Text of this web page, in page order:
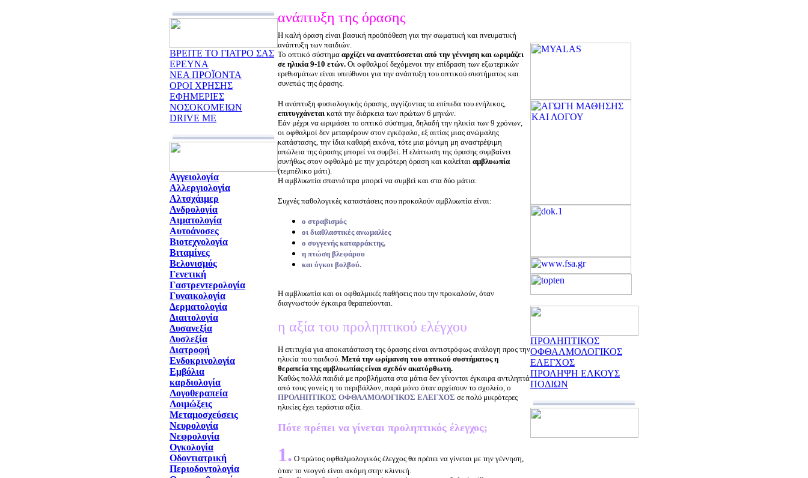
ΒΡΕΙΤΕ ΤΟ ΓΙΑΤΡΟ ΣΑΣ
ΕΡΕΥΝΑ
ΝΕΑ ΠΡΟΪΟΝΤΑ
ΟΡΟΙ ΧΡΗΣΗΣ
ΕΦΗΜΕΡΙΕΣ
ΝΟΣΟΚΟΜΕΙΩΝ
DRIVE ME
Αγγειολογία
Αλλεργιολογία
Αλτσχάιμερ
Ανδρολογία
Αιματολογία
Αυτοάνοσες
Βιοτεχνολογία
Βιταμίνες
Βελονισμός
Γενετική
Γαστρεντερολογία
Γυναικολογία
Δερματολογία
Διαιτολογία
Δυσανεξία
Δυσλεξία
Διατροφή
Ενδοκρινολογία
Εμβόλια
καρδιολογία
Λογοθεραπεία
Λοιμώξεις
Μεταμοσχεύσεις
Νευρολογία
Νεφρολογία
Ογκολογία
Οδοντιατρική
Περιοδοντολογία
ανάπτυξη της όρασης
Η καλή όραση είναι βασική προϋπόθεση για την σωματική και πνευματική
ανάπτυξη των παιδιών.
Το οπτικό σύστημα αρχίζει να αναπτύσσεται από την γέννηση και ωριμάζει
σε ηλικία 9-10 ετών. Οι οφθαλμοί δεχόμενοι την επίδραση των εξωτερικών
ερεθισμάτων είναι υπεύθυνοι για την ανάπτυξη του οπτικού συστήματος και
συνεπώς της όρασης.
Η ανάπτυξη φυσιολογικής όρασης, αγγίζοντας τα επίπεδα του ενήλικος,
επιτυγχάνεται κατά την διάρκεια των πρώτων 6 μηνών.
Εάν μέχρι να ωριμάσει το οπτικό σύστημα, δηλαδή την ηλικία των 9 χρόνων,
οι οφθαλμοί δεν μεταφέρουν στον εγκέφαλο, εξ αιτίας μιας ανώμαλης
κατάστασης, την ίδια καθαρή εικόνα, τότε μια μόνιμη μη αναστρέψιμη
απώλεια της όρασης μπορεί να συμβεί. Η ελάττωση της όρασης συμβαίνει
συνήθως στον οφθαλμό με την χειρότερη όραση και καλείται αμβλυωπία
(τεμπέλικο μάτι).
Η αμβλυωπία σπανιότερα μπορεί να συμβεί και στα δύο μάτια.
Συχνές παθολογικές καταστάσεις που προκαλούν αμβλυωπία είναι:
ο στραβισμός
οι διαθλαστικές ανωμαλίες
ο συγγενής καταρράκτης,
η πτώση βλεφάρου
και όγκοι βολβού.
Η αμβλυωπία και οι οφθαλμικές παθήσεις που την προκαλούν, όταν
διαγνωστούν έγκαιρα θεραπεύονται.
η αξία του προληπτικού ελέγχου
Η επιτυχία για αποκατάσταση της όρασης είναι αντιστρόφως ανάλογη προς την
ηλικία του παιδιού. Μετά την ωρίμανση του οπτικού συστήματος η
θεραπεία της αμβλυωπίας είναι σχεδόν ακατόρθωτη.
Καθώς πολλά παιδιά με προβλήματα στα μάτια δεν γίνονται έγκαιρα αντιληπτά
από τους γονείς η το περιβάλλον, παρά μόνο όταν αρχίσουν το σχολείο, ο
ΠΡΟΛΗΠΤΙΚΟΣ ΟΦΘΑΛΜΟΛΟΓΙΚΟΣ ΕΛΕΓΧΟΣ σε πολύ μικρότερες
ηλικίες έχει τεράστια αξία.
Πότε πρέπει να γίνεται προληπτικός έλεγχος;
1. Ο πρώτος οφθαλμολογικός έλεγχος θα πρέπει να γίνεται με την γέννηση,
όταν το νεογνό είναι ακόμη στην κλινική.
ΠΡΟΛΗΠΤΙΚΟΣ
ΟΦΘΑΛΜΟΛΟΓΙΚΟΣ
ΕΛΕΓΧΟΣ
ΠΡΟΛΗΨΗ ΕΛΚΟΥΣ
ΠΟΔΙΩΝ